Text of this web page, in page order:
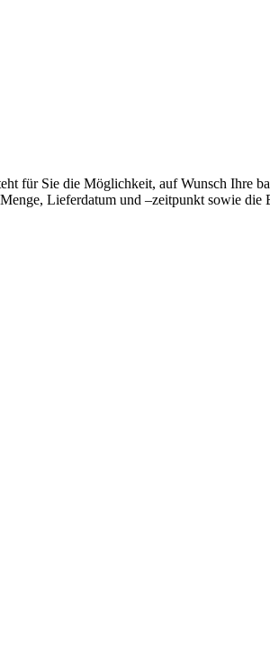
für Sie die Möglichkeit, auf Wunsch Ihre
Lieferdatum und –zeitpunkt sowie die